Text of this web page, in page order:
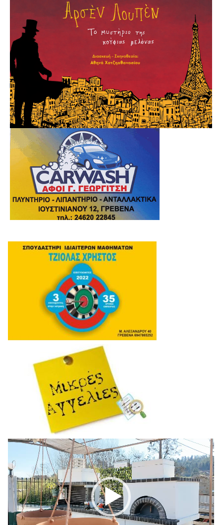
Πρόγραμμα
Αναπαραγωγής
Βίντεο